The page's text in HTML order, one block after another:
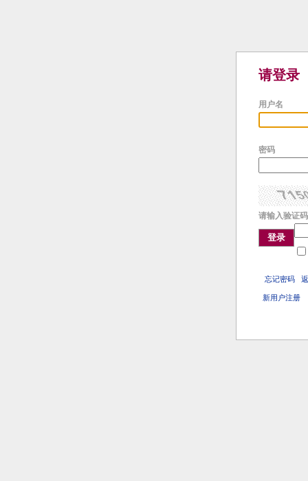
请登录
用户名
密码
请输入验证
登录
忘记密码
新用户注册